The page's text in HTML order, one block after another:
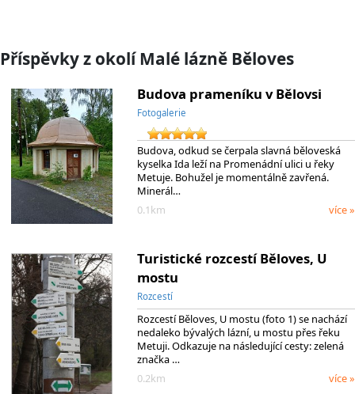
Příspěvky z okolí Malé lázně Běloves
Budova prameníku v Bělovsi
Fotogalerie
Budova, odkud se čerpala slavná běloveská
kyselka Ida leží na Promenádní ulici u řeky
Metuje. Bohužel je momentálně zavřená.
Minerál…
0.1km
více »
Turistické rozcestí Běloves, U
mostu
Rozcestí
Rozcestí Běloves, U mostu (foto 1) se nachází
nedaleko bývalých lázní, u mostu přes řeku
Metuji. Odkazuje na následující cesty: zelená
značka …
0.2km
více »